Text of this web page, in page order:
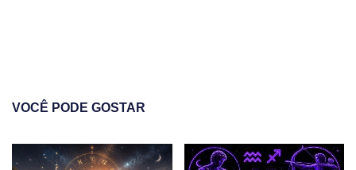
VOCÊ PODE GOSTAR